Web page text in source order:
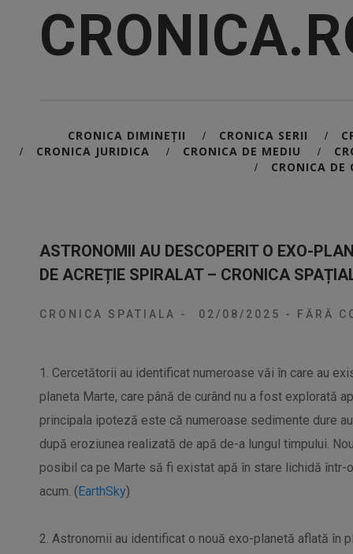
CRONICA DIMINEȚII / CRONICA SERII /
/ CRONICA JURIDICA / CRONICA DE MEDIU /
/ CRONICA DE
ASTRONOMII AU DESCOPERIT O EXO-
DE ACREȚIE SPIRALAT – CRONICA
CRONICA SPATIALA - 02/08/2025 - FĂRĂ
1. Cercetătorii au identificat numeroase văi în care au
planeta Marte, care până de curând nu a fost explorată
principala ipoteză este că numeroase sedimente dure
după eroziunea realizată de apă de-a lungul timpului.
posibil ca pe Marte să fi existat apă în stare lichidă într-
acum. (EarthSky)
2. Astronomii au identificat o nouă exo-planetă aflată în